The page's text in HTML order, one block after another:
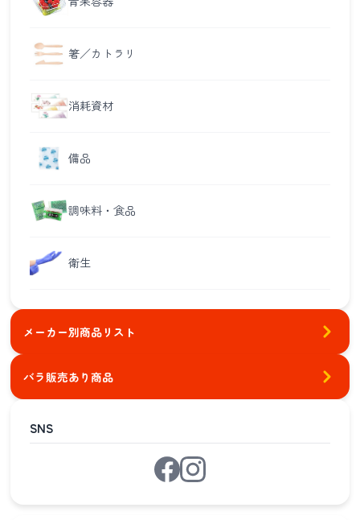
箸／カトラリ
消耗資材
備品
調味料・食品
衛生
メーカー別商品リスト
バラ販売あり商品
SNS